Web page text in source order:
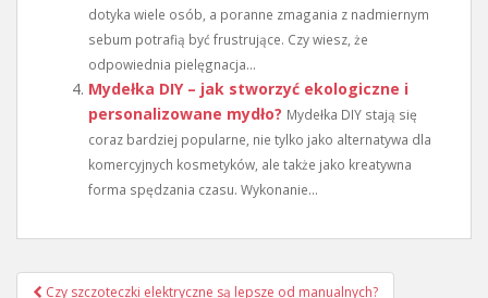
dotyka wiele osób, a poranne zmagania z nadmiernym
sebum potrafią być frustrujące. Czy wiesz, że
odpowiednia pielęgnacja...
Mydełka DIY – jak stworzyć ekologiczne i
personalizowane mydło? Mydełka DIY stają się
coraz bardziej popularne, nie tylko jako alternatywa dla
komercyjnych kosmetyków, ale także jako kreatywna
forma spędzania czasu. Wykonanie...
Nawigacja
Czy szczoteczki elektryczne są lepsze od manualnych?